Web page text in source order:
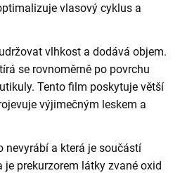
vlasový cyklus a
vlhkost a dodává objem.
se rovnoměrně po povrchu
Tento film poskytuje větší
výjimečným leskem a
nevyrábí a která je součástí
prekurzorem látky zvané oxid